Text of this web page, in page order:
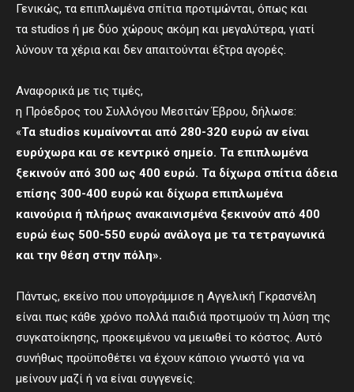
Γενικώς, τα επιπλωμένα σπίτια προτιμώνται, όπως και
τα studios ή με δύο χώρους ακόμη και μεγαλύτερα, γιατί
λύνουν τα χέρια και δεν απαιτούνται έξτρα αγορές.
Αναφορικά με τις τιμές,
η Πρόεδρος του Συλλόγου Μεσιτών Έβρου, δήλωσε:
«Τα studios κυμαίνονται από 280-320 ευρώ αν είναι
ευρύχωρα και σε κεντρικό σημείο. Τα επιπλωμένα
ξεκινούν από 300 ως 400 ευρώ. Τα δίχωρα σπίτια άδεια
επίσης 300-400 ευρώ και δίχωρα επιπλωμένα
καινούρια ή πλήρως ανακαινισμένα ξεκινούν από 400
ευρώ έως 500-550 ευρώ ανάλογα με τα τετραγωνικά
και την θέση στην πόλη».
Πάντως, εκείνο που υπογράμμισε η Αγγελική Γκρασνέλη
είναι πως κάθε χρόνο πολλά παιδιά προτιμούν τη λύση της
συγκατοίκησης, προκειμένου να μειωθεί το κόστος. Αυτό
συνήθως προϋποθέτει να έχουν κάποιο γνωστό για να
μείνουν μαζί ή να είναι συγγενείς.